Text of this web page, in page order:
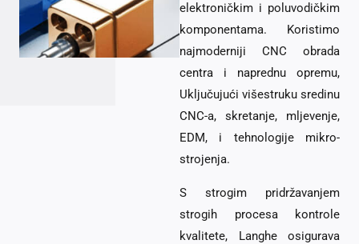
elektroničkim i poluvodičkim
komponentama. Koristimo
najmoderniji CNC obrada
centra i naprednu opremu,
Uključujući višestruku sredinu
CNC-a, skretanje, mljevenje,
EDM, i tehnologije mikro-
strojenja.
S strogim pridržavanjem
strogih procesa kontrole
kvalitete, Langhe osigurava